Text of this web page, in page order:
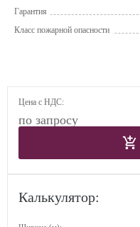
Гарантия
Класс пожарной опасности
Цена с НДС:
по запросу
Калькулятор: